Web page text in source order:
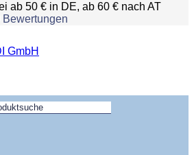
ab 50 € in DE, ab 60 € nach AT
Bewertungen